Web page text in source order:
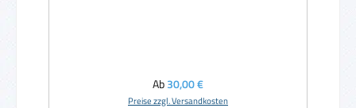
Regulärer Preis:
Ab30,00 €
Preise zzgl. Versandkosten